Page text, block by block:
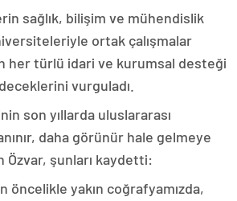
sağlık, bilişim ve mühendislik
ortak çalışmalar
her türlü idari ve kurumsal desteği
vurguladı.
son yıllarda uluslararası
daha görünür hale gelmeye
Özvar, şunları kaydetti:
öncelikle yakın coğrafyamızda,